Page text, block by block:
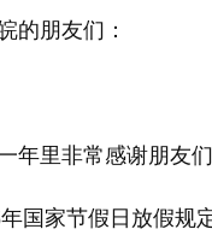
的朋友们：
年里非常感谢朋友
国家节假日放假规